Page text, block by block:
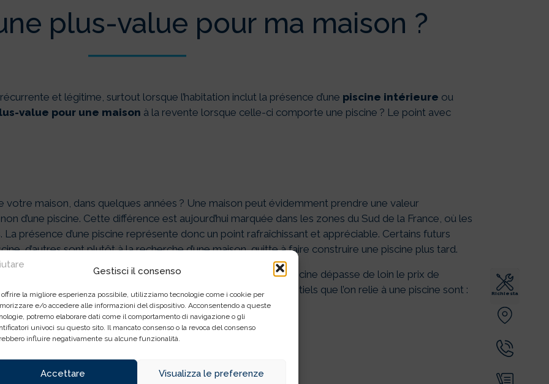
Gestisci il consenso
offrire la migliore esperienza possibile, utilizziamo tecnologie come i cookie per
e/o accedere alle informazioni del dispositivo. Acconsentendo a queste
potremo elaborare dati come il comportamento di navigazione o gli
univoci su questo sito. Il mancato consenso o la revoca del consenso
influire negativamente su alcune funzionalità.
Accettare Visualizza le preferenze
Richiesta
plus-value pour ma maison ?
et légitime, surtout lorsque l’habitation inclut la présence d’une piscine intérieure ou
value pour une maison à la revente lorsque celle-ci comporte une piscine ? Le point avec
maison, dans quelques années ? Une maison peut évidemment prendre une valeur
d’une piscine. Cette différence est aujourd’hui marquée dans les zones du Sud de la France, où les
présence d’une piscine représente donc un point rafraîchissant et appréciable. Certains futurs
d’autres sont plutôt à la recherche d’une maison, quitte à faire construire une piscine plus tard.
de vente entre une maison avec piscine et une maison sans piscine dépasse de loin le prix de
plus-value sur les maisons avec piscine. Les facteurs essentiels que l’on relie à une piscine sont :
quotidien
du patrimoine immobilier